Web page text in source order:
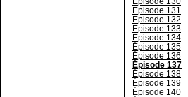
Épisode 131
Épisode 132
Épisode 133
Épisode 134
Épisode 135
Épisode 136
Épisode 137
Épisode 138
Épisode 139
Épisode 140